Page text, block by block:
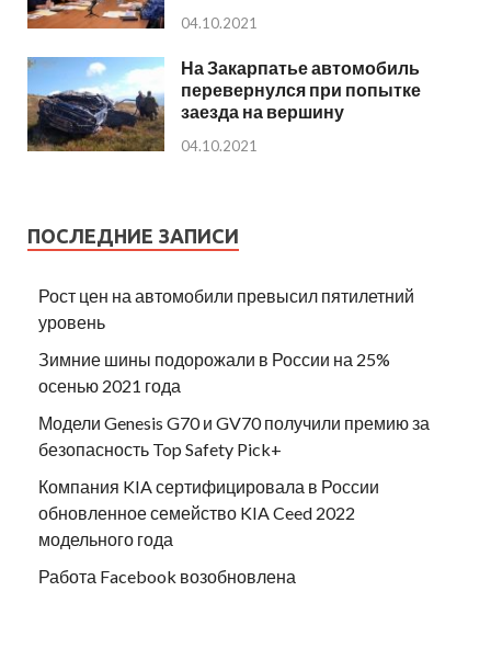
04.10.2021
На Закарпатье автомобиль
перевернулся при попытке
заезда на вершину
04.10.2021
ПОСЛЕДНИЕ ЗАПИСИ
Рост цен на автомобили превысил пятилетний
уровень
Зимние шины подорожали в России на 25%
осенью 2021 года
Модели Genesis G70 и GV70 получили премию за
безопасность Top Safety Pick+
Компания KIA сертифицировала в России
обновленное семейство KIA Ceed 2022
модельного года
Работа Facebook возобновлена